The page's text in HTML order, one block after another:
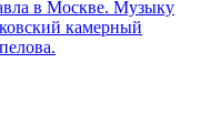
в Москве. Музыку
камерный